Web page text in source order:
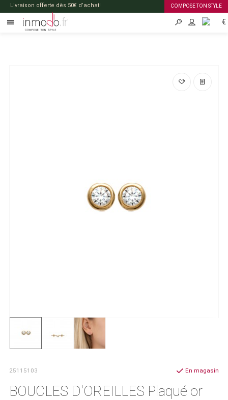
COMPOSE TON STYLE
Livraison offerte dès 50€ d’achat!
FR €
25115103
BOUCLES D'OREILLES Plaqué or
En magasin